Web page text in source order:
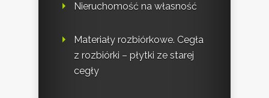
Nieruchomość na własność
Materiały rozbiórkowe. Cegła
z rozbiórki – płytki ze starej
cegły